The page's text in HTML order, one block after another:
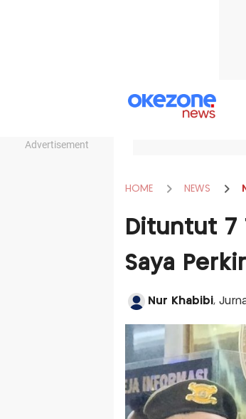
Advertisement
HOME NEWS
Dituntut 7
Saya
Nur Khabibi,